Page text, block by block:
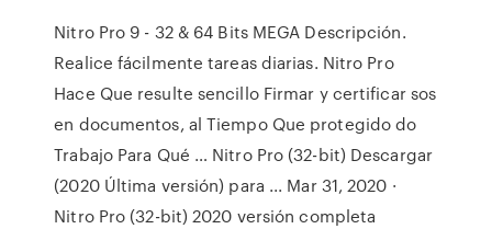
Nitro Pro 9 - 32 & 64 Bits MEGA Descripción.
Realice fácilmente tareas diarias. Nitro Pro
Hace Que resulte sencillo Firmar y certificar sos
en documentos, al Tiempo Que protegido do
Trabajo Para Qué … Nitro Pro (32-bit) Descargar
(2020 Última versión) para ... Mar 31, 2020 ·
Nitro Pro (32-bit) 2020 versión completa